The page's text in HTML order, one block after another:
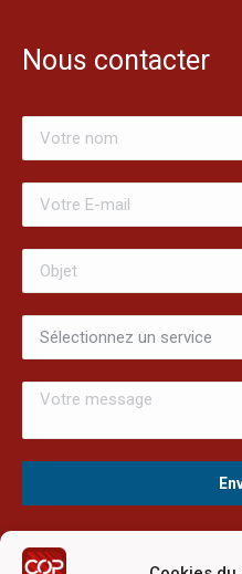
Nous contacter